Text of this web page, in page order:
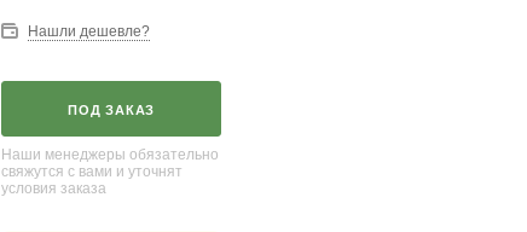
Нашли дешевле?
ПОД ЗАКАЗ
Наши менеджеры обязательно
свяжутся с вами и уточнят
условия заказа